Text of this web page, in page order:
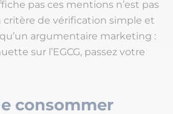
pas ces mentions n’est pas
critère de vérification simple et
argumentaire marketing :
sur l’EGCG, passez votre
consommer